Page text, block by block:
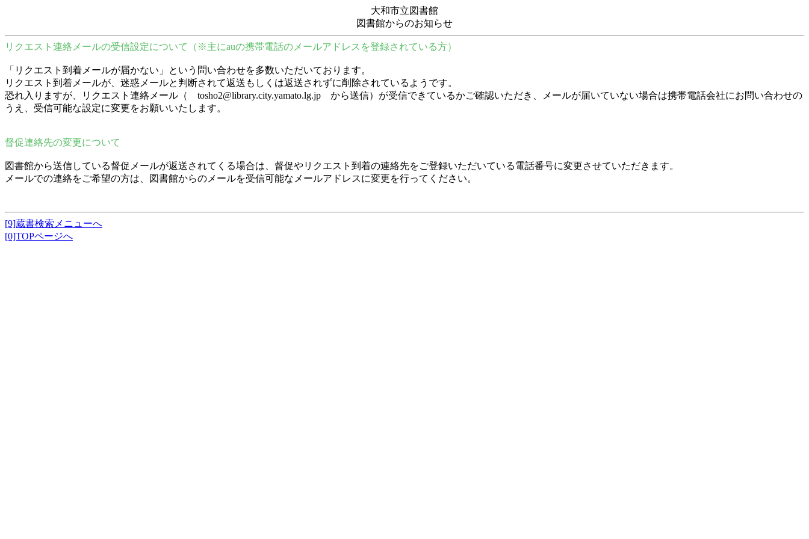
大和市立図書館
図書館からのお知らせ
リクエスト連絡メールの受信設定について（※主にauの携帯電話のメールアドレスを登録されている方）
「リクエスト到着メールが届かない」という問い合わせを多数いただいております。
リクエスト到着メールが、迷惑メールと判断されて返送もしくは返送されずに削除されているようです。
恐れ入りますが、リクエスト連絡メール（ tosho2@library.city.yamato.lg.jp から送信）が受信できているかご確認いただき、メールが届いていない場合は携帯電話会社にお問い合わせの
うえ、受信可能な設定に変更をお願いいたします。
督促連絡先の変更について
図書館から送信している督促メールが返送されてくる場合は、督促やリクエスト到着の連絡先をご登録いただいている電話番号に変更させていただきます。
メールでの連絡をご希望の方は、図書館からのメールを受信可能なメールアドレスに変更を行ってください。
[9]蔵書検索メニューへ
[0]TOPページへ